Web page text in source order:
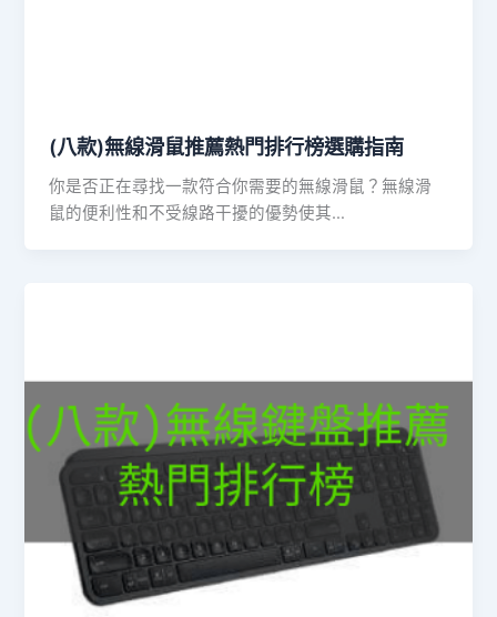
(八款)無線滑鼠推薦熱門排行榜選購指南
你是否正在尋找一款符合你需要的無線滑鼠？無線滑
鼠的便利性和不受線路干擾的優勢使其…